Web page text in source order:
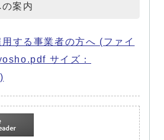
案内
する事業者の方へ (ファイ
サイズ：